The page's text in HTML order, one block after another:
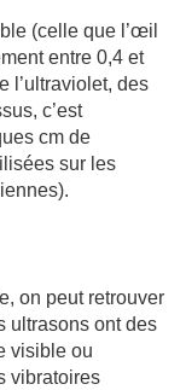
(celle que l’œil
entre 0,4 et
l’ultraviolet, des
c’est
cm de
sur les
on peut retrouver
ultrasons ont des
visible ou
vibratoires